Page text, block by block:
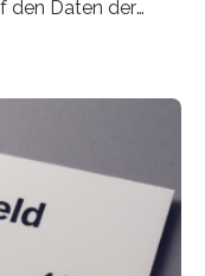
den Daten der
von
die Gründungen
an der Spitze. In
in eine
folgten die
Betrachtet man
– die Anzahl